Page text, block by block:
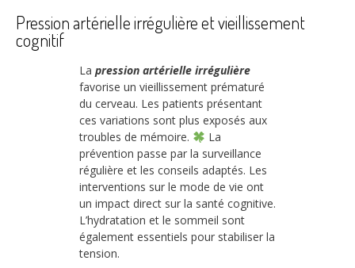
Pression artérielle irrégulière et vieillissement
cognitif
La pression artérielle irrégulière
favorise un vieillissement prématuré
du cerveau. Les patients présentant
ces variations sont plus exposés aux
troubles de mémoire.
La
prévention passe par la surveillance
régulière et les conseils adaptés. Les
interventions sur le mode de vie ont
un impact direct sur la santé cognitive.
L’hydratation et le sommeil sont
également essentiels pour stabiliser la
tension.